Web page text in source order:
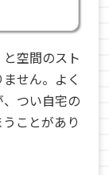
空間のスト
せん。よく
、つい自宅の
ことがあり